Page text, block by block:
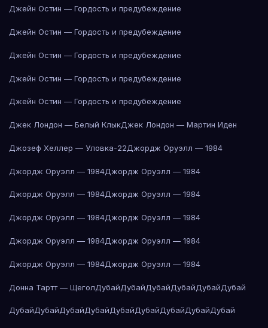
Джейн Остин — Гордость и предубеждение
Джейн Остин — Гордость и предубеждение
Джейн Остин — Гордость и предубеждение
Джейн Остин — Гордость и предубеждение
Джейн Остин — Гордость и предубеждение
Джек Лондон — Белый КлыкДжек Лондон — Мартин Иден
Джозеф Хеллер — Уловка-22Джордж Оруэлл — 1984
Джордж Оруэлл — 1984Джордж Оруэлл — 1984
Джордж Оруэлл — 1984Джордж Оруэлл — 1984
Джордж Оруэлл — 1984Джордж Оруэлл — 1984
Джордж Оруэлл — 1984Джордж Оруэлл — 1984
Джордж Оруэлл — 1984Джордж Оруэлл — 1984
Донна Тартт — ЩеголДубайДубайДубайДубайДубайДубай
ДубайДубайДубайДубайДубайДубайДубайДубайДубай